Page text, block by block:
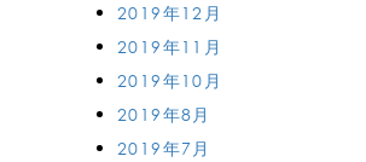
2019年12月
2019年11月
2019年10月
2019年8月
2019年7月